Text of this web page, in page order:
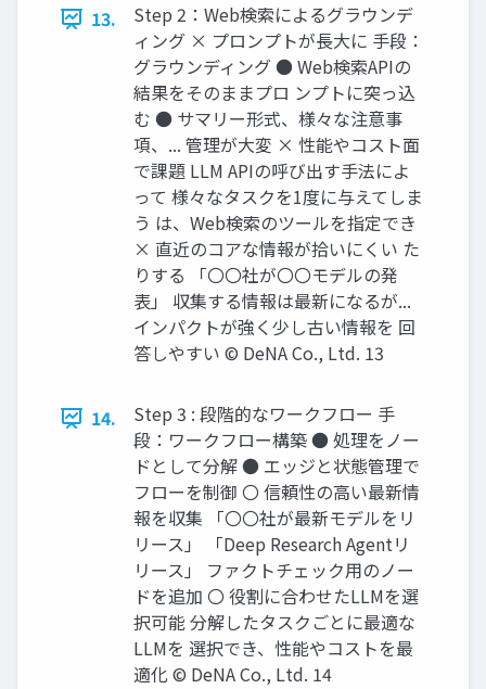
13.
Step 2：Web検索によるグラウンデ
ィング × プロンプトが長大に 手段：
グラウンディング ● Web検索APIの
結果をそのままプロ ンプトに突っ込
む ● サマリー形式、様々な注意事
項、... 管理が大変 × 性能やコスト面
で課題 LLM APIの呼び出す手法によ
って 様々なタスクを1度に与えてしま
う は、Web検索のツールを指定でき
× 直近のコアな情報が拾いにくい た
りする 「〇〇社が〇〇モデルの発
表」 収集する情報は最新になるが...
インパクトが強く少し古い情報を 回
答しやすい © DeNA Co., Ltd. 13
14.
Step 3 : 段階的なワークフロー 手
段：ワークフロー構築 ● 処理をノー
ドとして分解 ● エッジと状態管理で
フローを制御 〇 信頼性の高い最新情
報を収集 「〇〇社が最新モデルをリ
リース」 「Deep Research Agentリ
リース」 ファクトチェック用のノー
ドを追加 〇 役割に合わせたLLMを選
択可能 分解したタスクごとに最適な
LLMを 選択でき、性能やコストを最
適化 © DeNA Co., Ltd. 14